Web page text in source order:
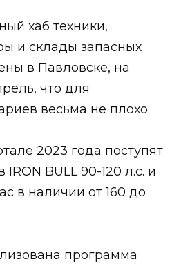
хаб техники,
и склады запасных
в Павловске, на
что для
весьма не плохо.
2023 года поступят
BULL 90-120 л.с. и
в наличии от 160 до
программа